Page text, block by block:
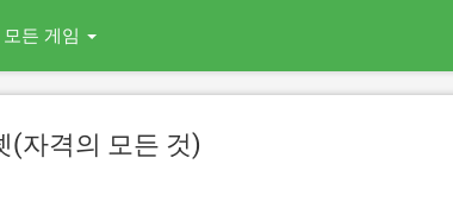
모든 게임
(자격의 모든 것)